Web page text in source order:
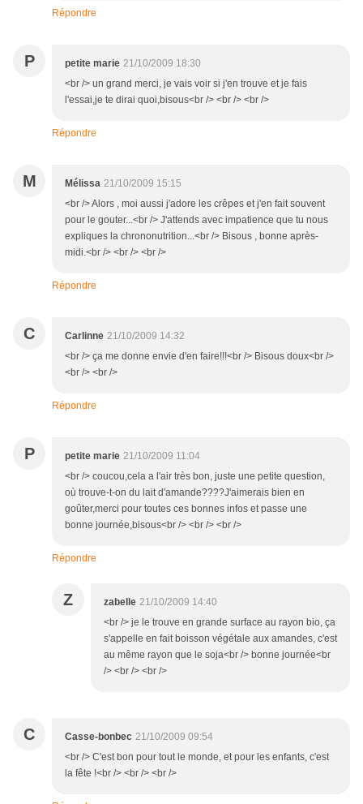
Répondre
P petite marie 21/10/2009 18:30
<br /> un grand merci, je vais voir si j'en trouve et je fais
l'essai,je te dirai quoi,bisous<br /> <br /> <br />
Répondre
M Mélissa 21/10/2009 15:15
<br /> Alors , moi aussi j'adore les crêpes et j'en fait souvent
pour le gouter...<br /> J'attends avec impatience que tu nous
expliques la chrononutrition...<br /> Bisous , bonne après-
midi.<br /> <br /> <br />
Répondre
C Carlinne 21/10/2009 14:32
<br /> ça me donne envie d'en faire!!!<br /> Bisous doux<br />
<br /> <br />
Répondre
P petite marie 21/10/2009 11:04
<br /> coucou,cela a l'air très bon, juste une petite question,
où trouve-t-on du lait d'amande????J'aimerais bien en
goûter,merci pour toutes ces bonnes infos et passe une
bonne journée,bisous<br /> <br /> <br />
Répondre
Z zabelle 21/10/2009 14:40
<br /> je le trouve en grande surface au rayon bio, ça
s'appelle en fait boisson végétale aux amandes, c'est
au même rayon que le soja<br /> bonne journée<br
/> <br /> <br />
C Casse-bonbec 21/10/2009 09:54
<br /> C'est bon pour tout le monde, et pour les enfants, c'est
la fête !<br /> <br /> <br />